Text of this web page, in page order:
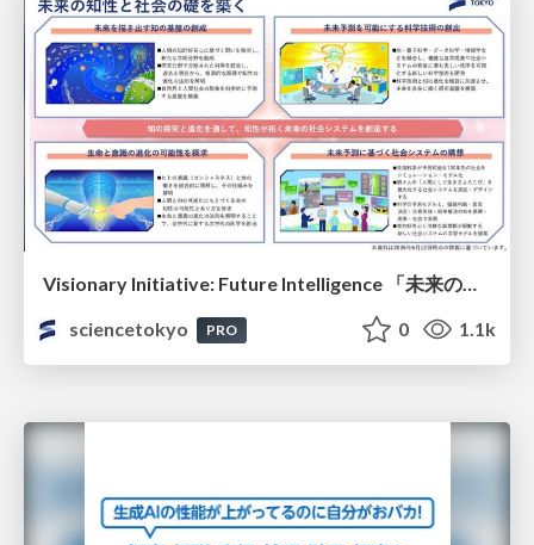
Visionary Initiative: Future Intelligence 「未来の知性と社会の礎を築く」｜Science Tokyo（東京科学大学）
sciencetokyo
PRO 0 1.1k